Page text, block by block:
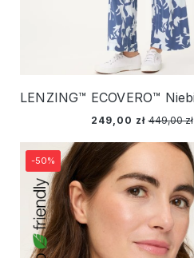
249,00 zł 449,00 zł
-50%